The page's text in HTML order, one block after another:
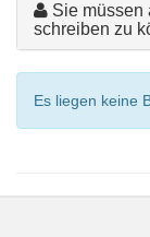
Sie müssen
schreiben zu
Es liegen keine